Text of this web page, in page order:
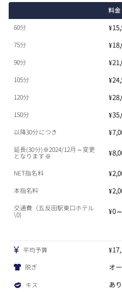
料金
60分
75分
90分
105分
120分
150分
以降30分につき
延長(30分)※2024/12月～変更
となります※
NET指名料
本指名料
交通費（五反田駅東口ホテル
\0) ¥0～
平均予算
脱ぎ オ
キス あり